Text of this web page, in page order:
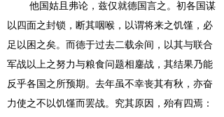
他国姑且弗论，兹仅就德国言之。初各国谋
以四面之封锁，断其咽喉，以谓将来之饥馑，必
足以困之矣。而德于过去二载余间，以其与联合
军战以上之努力与粮食问题相鏖战，其结果乃能
反乎各国之所预期。去年虽不幸丧其有秋，亦奋
力使之不以饥馑而罢战。究其原因，殆有四焉：